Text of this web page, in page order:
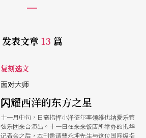
发表文章 13 篇
复刻选文
面对大师
闪耀西洋的东方之星
十一月中旬，日裔指挥小泽征尔率领维也纳爱乐管
弦乐团来台演出。十一日在来来饭店所举办的抵华
记者会之后，本刊邀请曹永坤先生与这位国际级指